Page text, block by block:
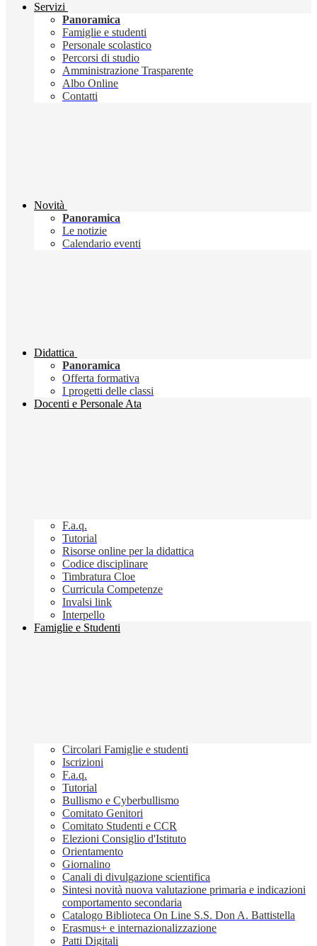
Servizi
Panoramica
Famiglie e studenti
Personale scolastico
Percorsi di studio
Amministrazione Trasparente
Albo Online
Contatti
Novità
Panoramica
Le notizie
Calendario eventi
Didattica
Panoramica
Offerta formativa
I progetti delle classi
Docenti e Personale Ata
F.a.q.
Tutorial
Risorse online per la didattica
Codice disciplinare
Timbratura Cloe
Curricula Competenze
Invalsi link
Interpello
Famiglie e Studenti
Circolari Famiglie e studenti
Iscrizioni
F.a.q.
Tutorial
Bullismo e Cyberbullismo
Comitato Genitori
Comitato Studenti e CCR
Elezioni Consiglio d'Istituto
Orientamento
Giornalino
Canali di divulgazione scientifica
Sintesi novità nuova valutazione primaria e indicazioni
comportamento secondaria
Catalogo Biblioteca On Line S.S. Don A. Battistella
Erasmus+ e internazionalizzazione
Patti Digitali